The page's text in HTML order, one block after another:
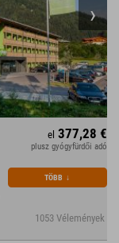
1053 Vélemények
el 377,28 €
plusz gyógyfürdői adó
TÖBB ↓